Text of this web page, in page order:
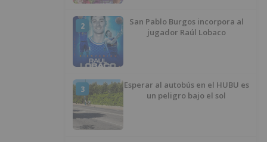
2
San Pablo Burgos incorpora al
jugador Raúl Lobaco
3
Esperar al autobús en el HUBU es
un peligro bajo el sol